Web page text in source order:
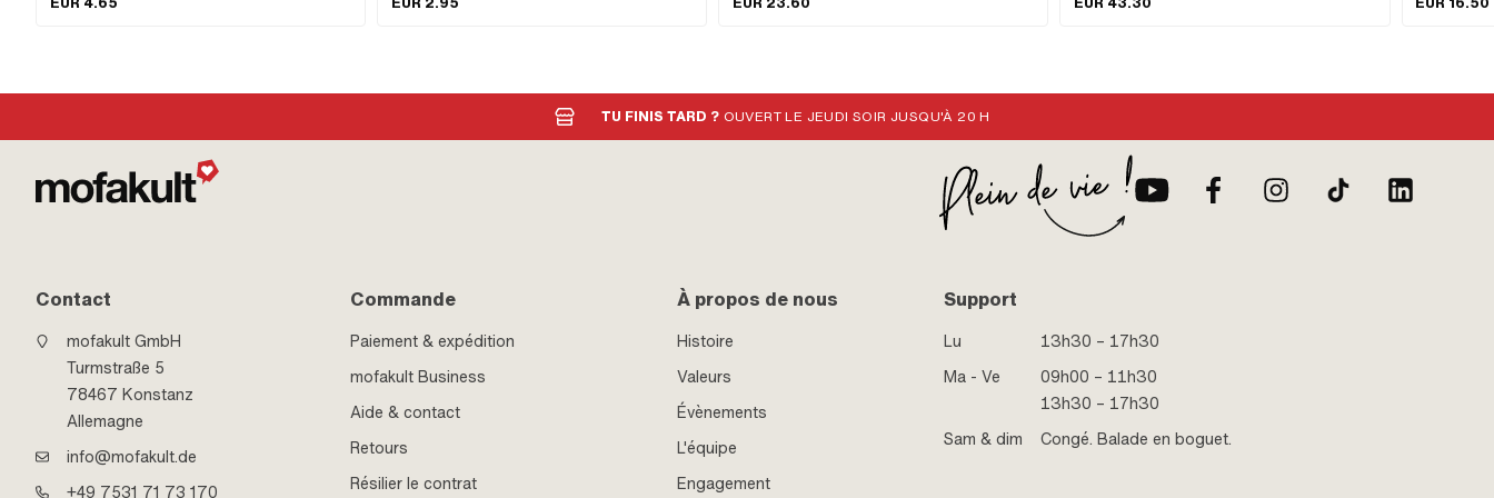
EUR 4.65 EUR 2.95 EUR 23.60 EUR 43.30 EUR 16.50
TU FINIS TARD ? OUVERT LE JEUDI SOIR JUSQU'À 20 H
Contact
mofakult GmbH
Turmstraße 5
78467 Konstanz
Allemagne
info@mofakult.de
+49 7531 71 73 170
Commande
Paiement & expédition
mofakult Business
Aide & contact
Retours
Résilier le contrat
À propos de nous
Histoire
Valeurs
Évènements
L'équipe
Engagement
Support
Lu
13h30 – 17h30
Ma - Ve
09h00 – 11h30
13h30 – 17h30
Sam & dim
Congé. Balade en boguet.